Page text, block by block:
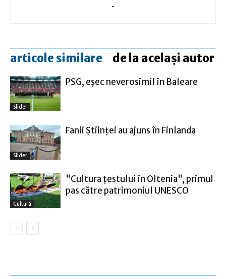
-
articole similare de la același autor
Slider
PSG, eşec neverosimil în Baleare
Slider
Fanii Ştiinţei au ajuns în Finlanda
Cultură
“Cultura țestului în Oltenia“, primul
pas către patrimoniul UNESCO